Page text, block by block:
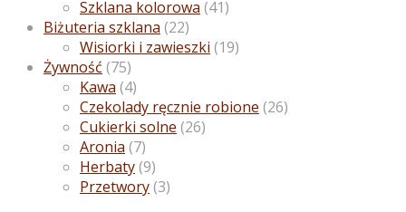
Szklana kolorowa (41)
Biżuteria szklana (22)
Wisiorki i zawieszki (19)
Żywność (75)
Kawa (4)
Czekolady ręcznie robione (26)
Cukierki solne (26)
Aronia (7)
Herbaty(9)
Przetwory(3)